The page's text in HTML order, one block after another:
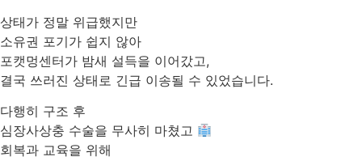
상태가 정말 위급했지만
소유권 포기가 쉽지 않아
포캣멍센터가 밤새 설득을 이어갔고,
결국 쓰러진 상태로 긴급 이송될 수 있었습니다.
다행히 구조 후
심장사상충 수술을 무사히 마쳤고
회복과 교육을 위해